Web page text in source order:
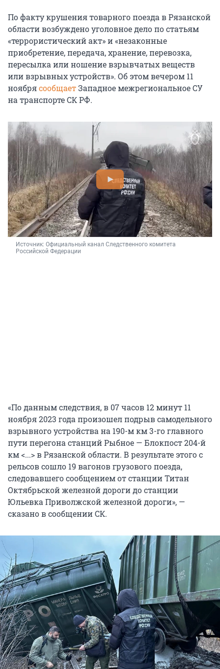
По факту крушения товарного поезда в Рязанской
области возбуждено уголовное дело по статьям
«террористический акт» и «незаконные
приобретение, передача, хранение, перевозка,
пересылка или ношение взрывчатых веществ
или взрывных устройств». Об этом вечером 11
ноябрясообщаетЗападное межрегиональное СУ
на транспорте СК РФ.
Источник: Официальный канал Следственного комитета
Российской Федерации
«По данным следствия, в 07 часов 12 минут 11
ноября 2023 года произошел подрыв самодельного
взрывного устройства на 190-м км 3-го главного
пути перегона станций Рыбное — Блокпост 204-й
км <...> в Рязанской области. В результате этого с
рельсов сошло 19 вагонов грузового поезда,
следовавшего сообщением от станции Титан
Октябрьской железной дороги до станции
Юльевка Приволжской железной дороги», —
сказано в сообщении СК.